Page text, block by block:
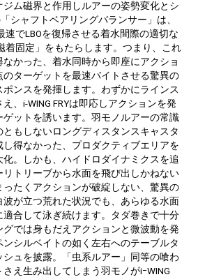
ム磁界と作用しルアーの姿勢変化とシ
シャフトベアリングバランサー」は、
でLBOを復帰させる着水間際の適切な
固定」をもたらします。つまり、これ
かった、着水同時から即座にアクショ
のターゲットを最速バイトさせる驚異の
ンスを発揮します。わずかにラインス
、i-WING FRYは即応しアクションを発
ットを誘います。羽モノルアーの常識
もしないロングディスタンスキャスタ
得なかった、プロダクティブエリアを
。しかも、ハイドロダイナミクスを追
トリーブから水面を飛び出しかねない
たくアクションが破綻しない、驚異の
波が立つ荒れた状況でも、あらゆる水面
合して泳ぎ続けます。タダ巻きで十分
では身もだえアクションと微波動を発
シルベイトの如く左右へのテーブルタ
ュを披露。「虫系ルアー」同等の喰わ
え生み出してしまう羽モノがiｰWING